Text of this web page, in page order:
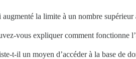
augmenté la limite à un nombre
vous expliquer comment fonctionne
t-il un moyen d’accéder à la base de